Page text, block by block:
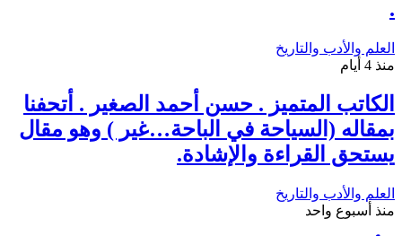
.
العلم والأدب والتاريخ
منذ 4 أيام
الكاتب المتميز . حسن أحمد الصغير . أتحفنا
بمقاله (السياحة في الباحة…غير ) وهو مقال
يستحق القراءة والإشادة.
العلم والأدب والتاريخ
منذ أسبوع واحد